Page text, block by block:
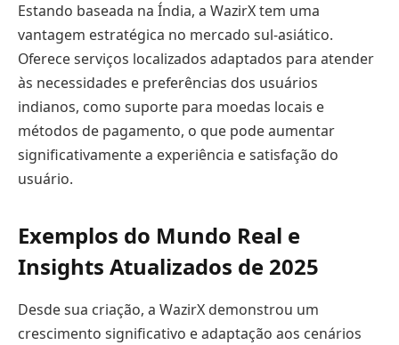
Estando baseada na Índia, a WazirX tem uma
vantagem estratégica no mercado sul-asiático.
Oferece serviços localizados adaptados para atender
às necessidades e preferências dos usuários
indianos, como suporte para moedas locais e
métodos de pagamento, o que pode aumentar
significativamente a experiência e satisfação do
usuário.
Exemplos do Mundo Real e
Insights Atualizados de 2025
Desde sua criação, a WazirX demonstrou um
crescimento significativo e adaptação aos cenários